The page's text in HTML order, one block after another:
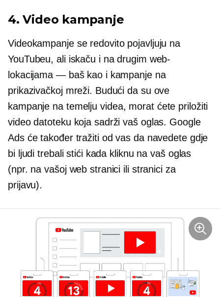
4. Video kampanje
Videokampanje se redovito pojavljuju na
YouTubeu, ali iskaču i na drugim web-
lokacijama — baš kao i kampanje na
prikazivačkoj mreži. Budući da su ove
kampanje na temelju videa, morat ćete priložiti
video datoteku koja sadrži vaš oglas. Google
Ads će također tražiti od vas da navedete gdje
bi ljudi trebali stići kada kliknu na vaš oglas
(npr. na vašoj web stranici ili stranici za
prijavu).